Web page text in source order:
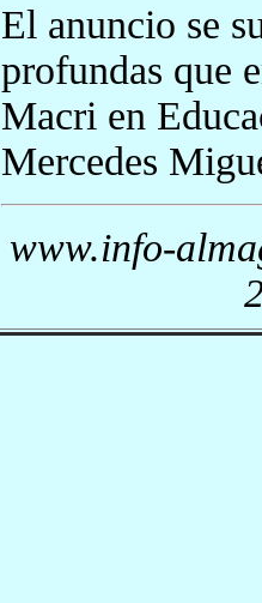
El anuncio se
profundas que
Macri en
Mercedes
www.info-